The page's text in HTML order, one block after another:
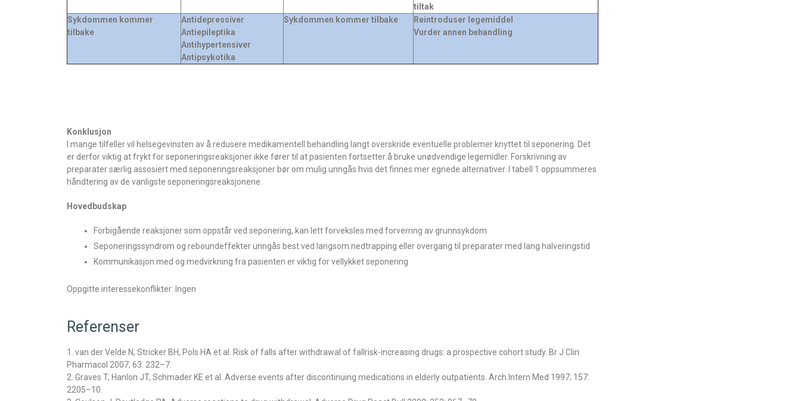
tiltak
Sykdommen kommer
tilbake
Antidepressiver
Antiepileptika
Antihypertensiver
Antipsykotika
Sykdommen kommer tilbake
Reintroduser legemiddel
Vurder annen behandling
Konklusjon
I mange tilfeller vil helsegevinsten av å redusere medikamentell behandling langt overskride eventuelle problemer knyttet til seponering. Det
er derfor viktig at frykt for seponeringsreaksjoner ikke fører til at pasienten fortsetter å bruke unødvendige legemidler. Forskrivning av
preparater særlig assosiert med seponeringsreaksjoner bør om mulig unngås hvis det finnes mer egnede alternativer. I tabell 1 oppsummeres
håndtering av de vanligste seponeringsreaksjonene.
Hovedbudskap
Forbigående reaksjoner som oppstår ved seponering, kan lett forveksles med forverring av grunnsykdom
Seponeringssyndrom og reboundeffekter unngås best ved langsom nedtrapping eller overgang til preparater med lang halveringstid
Kommunikasjon med og medvirkning fra pasienten er viktig for vellykket seponering
Oppgitte interessekonflikter: Ingen
Referenser
1. van der Velde N, Stricker BH, Pols HA et al. Risk of falls after withdrawal of fallrisk-increasing drugs: a prospective cohort study. Br J Clin
Pharmacol 2007; 63: 232–7.
2. Graves T, Hanlon JT, Schmader KE et al. Adverse events after discontinuing medications in elderly outpatients. Arch Intern Med 1997; 157:
2205–10.